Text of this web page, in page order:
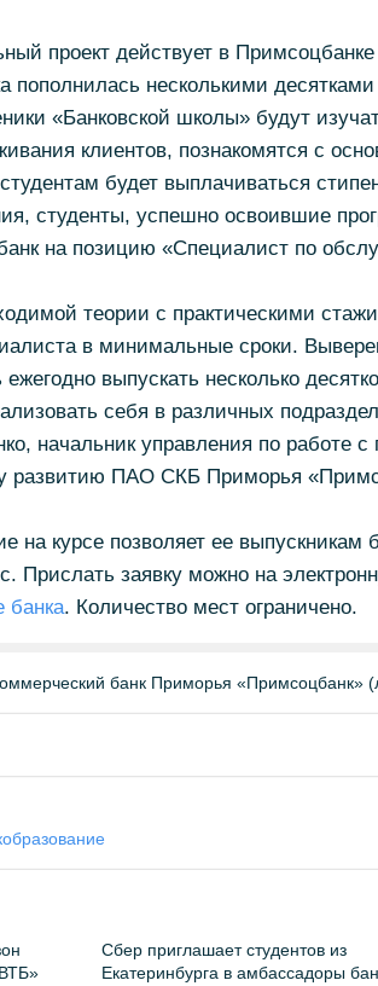
проект действует в
пополнилась несколькими
«Банковской школы» будут
клиентов, познакомятся с
будет выплачиваться
студенты, успешно освоившие
на позицию «Специалист по
теории с практическими
в минимальные сроки.
выпускать несколько
себя в различных
начальник управления по работе с
развитию ПАО СКБ Приморья
на курсе позволяет ее
Прислать заявку можно на
банка. Количество мест ограничено.
банк Приморья
образование
Сбер приглашает студентов из
Екатеринбурга в амбассадоры